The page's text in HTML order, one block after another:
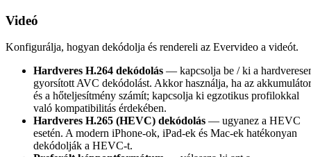
Videó
Konfigurálja, hogyan dekódolja és rendereli az Evervideo a videót.
Hardveres H.264 dekódolás — kapcsolja be / ki a
gyorsított AVC dekódolást. Akkor használja, ha az akkumulátor
és a hőteljesítmény számít; kapcsolja ki egzotikus profilokkal
való kompatibilitás érdekében.
Hardveres H.265 (HEVC) dekódolás — ugyanez a HEVC
esetén. A modern iPhone-ok, iPad-ek és Mac-ek hatékonyan
dekódolják a HEVC-t.